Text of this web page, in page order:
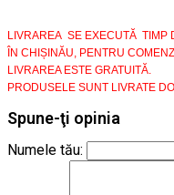
LIVRAREA SE EXECUTĂ TIMP
ÎN CHIȘINĂU, PENTRU
LIVRAREA ESTE GRATUITĂ.
PRODUSELE SUNT LIVRATE
Spune-ţi opinia
Numele tău: